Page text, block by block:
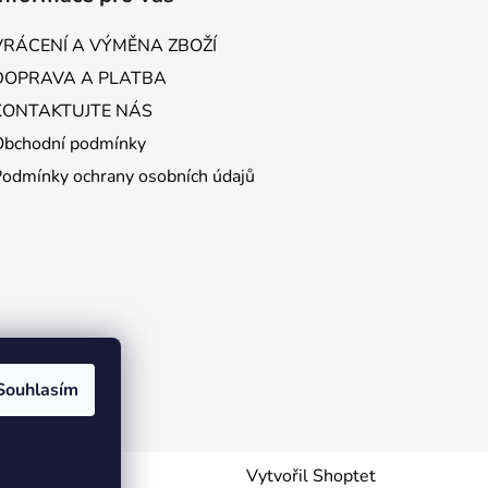
A VÝMĚNA ZBOŽÍ
A PLATBA
NÁS
podmínky
ochrany osobních údajů
Vytvořil Shoptet